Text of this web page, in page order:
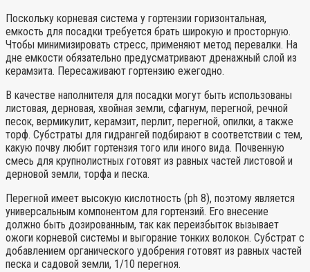
Поскольку корневая система у гортензии горизонтальная,
емкость для посадки требуется брать широкую и просторную.
Чтобы минимизировать стресс, применяют метод перевалки. На
дне емкости обязательно предусматривают дренажный слой из
керамзита. Пересаживают гортензию ежегодно.
В качестве наполнителя для посадки могут быть использованы
листовая, дерновая, хвойная земли, сфагнум, перегной, речной
песок, вермикулит, керамзит, перлит, перегной, опилки, а также
торф. Субстраты для гидрангей подбирают в соответствии с тем,
какую почву любит гортензия того или иного вида. Почвенную
смесь для крупнолистных готовят из равных частей листовой и
дерновой земли, торфа и песка.
Перегной имеет высокую кислотность (ph 8), поэтому является
универсальным компонентом для гортензий. Его внесение
должно быть дозированным, так как переизбыток вызывает
ожоги корневой системы и выгорание тонких волокон. Субстрат с
добавлением органического удобрения готовят из равных частей
песка и садовой земли, 1/10 перегноя.